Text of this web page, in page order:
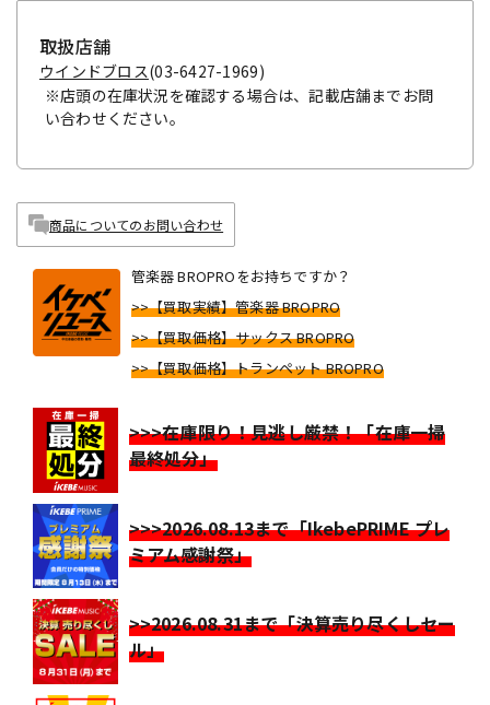
取扱店舗
ウインドブロス(03-6427-1969)
※店頭の在庫状況を確認する場合は、記載店舗までお問
い合わせください。
商品についてのお問い合わせ
管楽器 BROPROをお持ちですか？
>>【買取実績】管楽器 BROPRO
>>【買取価格】サックス BROPRO
>>【買取価格】トランペット BROPRO
>>>在庫限り！見逃し厳禁！「在庫一掃
最終処分」
>>>2026.08.13まで「IkebePRIME プレ
ミアム感謝祭」
>>2026.08.31まで「決算売り尽くしセー
ル」